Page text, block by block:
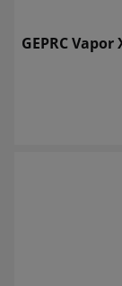
GEPRC